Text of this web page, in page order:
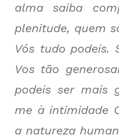
alma saiba
plenitude, quem
Vós tudo podeis.
Vos tão
podeis ser mais
me à intimidade
a natureza